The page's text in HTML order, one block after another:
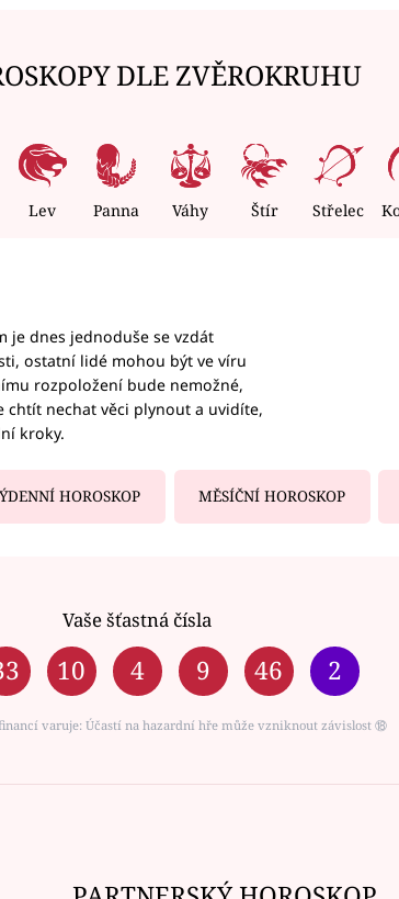
DLE ZVĚROKRUHU
Lev Panna Váhy Štír Střelec
je dnes jednoduše se vzdát
ostatní lidé mohou být ve víru
rozpoložení bude nemožné,
chtít nechat věci plynout a uvidíte,
kroky.
HOROSKOP MĚSÍČNÍ HOROSKOP
Vaše šťastná čísla
10 4 9 46 2
varuje: Účastí na hazardní hře může vzniknout závislost ⑱